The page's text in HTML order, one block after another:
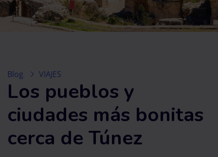
Blog VIAJES
Los pueblos y
ciudades más bonitas
cerca de Túnez